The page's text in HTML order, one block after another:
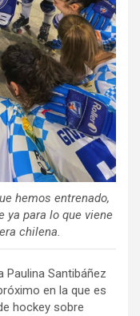
hemos entrenado,
ya para lo que viene
chilena.
Paulina Santibáñez
en la que es
hockey sobre